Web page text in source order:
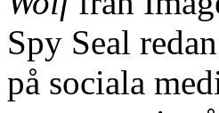
Spy Seal
på sociala